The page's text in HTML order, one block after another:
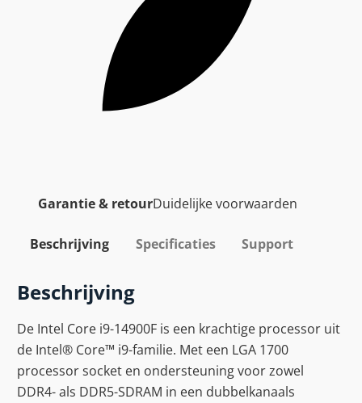
Garantie & retourDuidelijke voorwaarden
Beschrijving Specificaties Support
Beschrijving
De Intel Core i9-14900F is een krachtige processor uit
de Intel® Core™ i9-familie. Met een LGA 1700
processor socket en ondersteuning voor zowel
DDR4- als DDR5-SDRAM in een dubbelkanaals